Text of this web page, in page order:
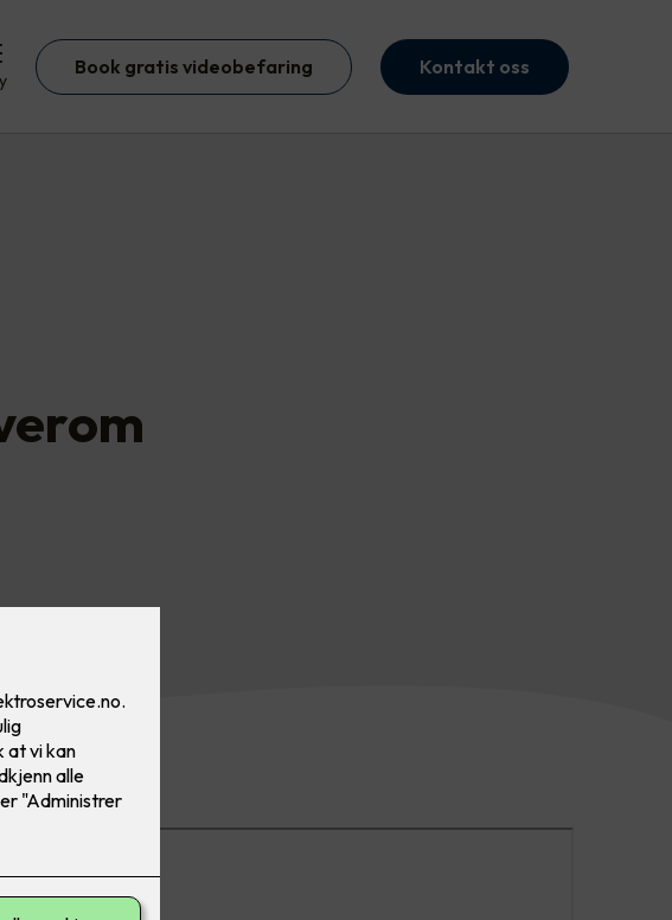
Book gratis videobefaring Kontakt oss